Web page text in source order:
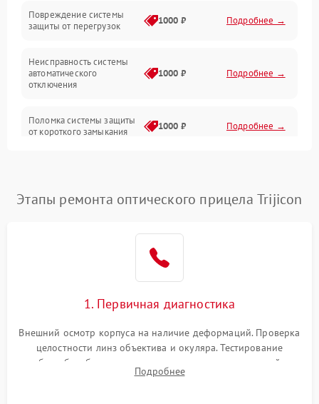
Электропитание
Механика
Корпус/Герметичность
Повреждение системы
защиты от перегрузок
1000 ₽ Подробнее →
Неисправность системы
автоматического
отключения
1000 ₽ Подробнее →
Поломка системы защиты
от короткого замыкания
1000 ₽ Подробнее →
1000 ₽
защиты от перегрева
Поломка системы защиты
1000 ₽
Этапы ремонта оптического прицела Trijicon
1. Первичная диагностика
Внешний осмотр корпуса на наличие деформаций. Проверка
целостности линз объектива и окуляра. Тестирование
работы барабанчиков ввода поправок, кольца отстройки
параллакса и зума. Выявление сколов, внутренних
Подробнее